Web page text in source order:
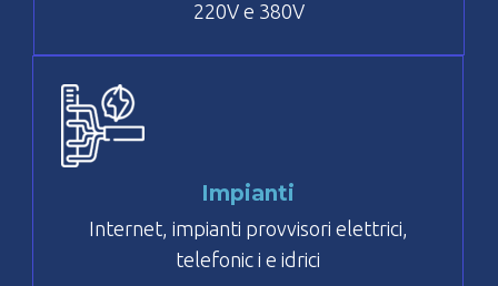
220V e 380V
Impianti
Internet, impianti provvisori elettrici,
telefonic i e idrici